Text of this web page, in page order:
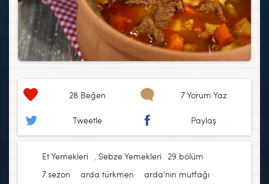
28 Beğen 7 Yorum Yaz
Tweetle Paylaş
Et Yemekleri , Sebze Yemekleri 29.bölüm
7.sezon
arda türkmen arda'nın mutfağı